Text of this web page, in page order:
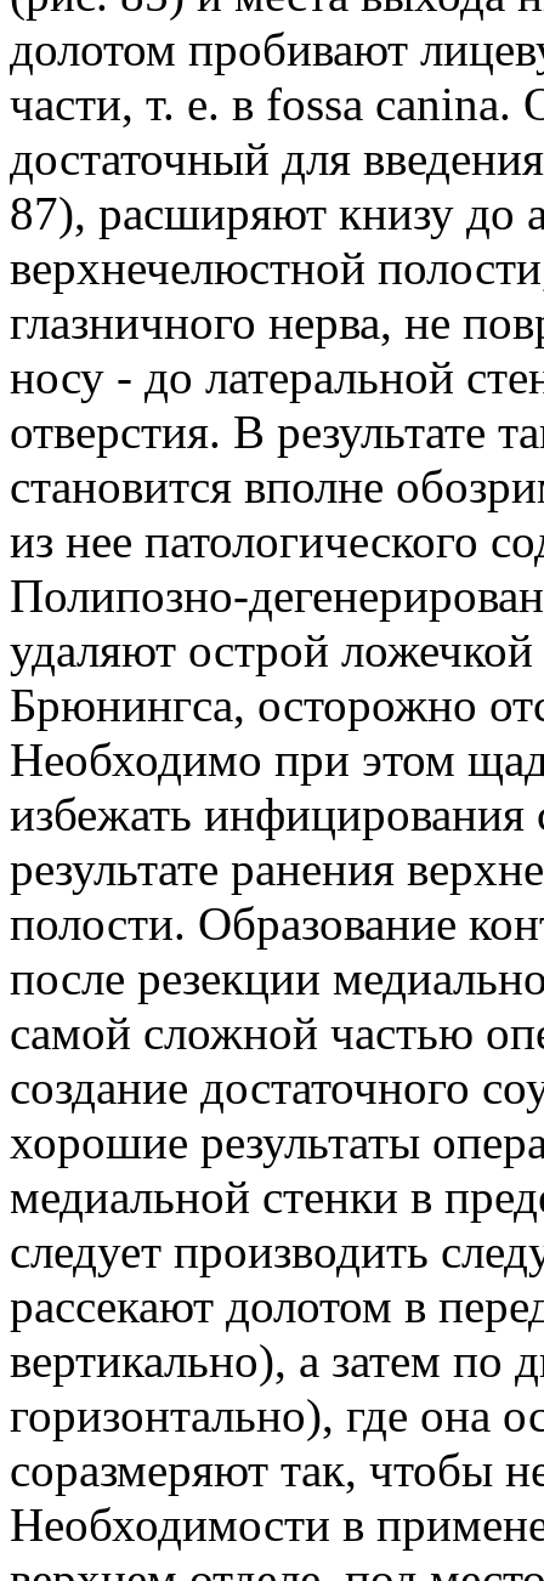
долотом пробивают
части, т. е. в fossa
достаточный для
87), расширяют книзу до
верхнечелюстной
глазничного нерва, не
носу - до латеральной
отверстия. В результате
становится вполне
из нее патологического
Полипозно-
удаляют острой
Брюнингса, осторожно
Необходимо при этом
избежать
результате ранения
полости. Образование
после резекции
самой сложной частью
создание достаточного
хорошие результаты
медиальной стенки в
следует производить
рассекают долотом в
вертикально), а затем по
горизонтально), где она
соразмеряют так, чтобы
Необходимости в